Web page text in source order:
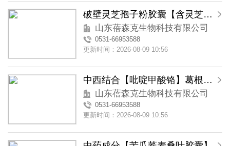
破壁灵芝孢子粉胶囊【含灵芝三萜类物质】
山东蓓森克生物科技有限公司
0531-66953588
更新时间：2026-08-09 10:56
中西结合【吡啶甲酸铬】葛根苦瓜铬胶囊
山东蓓森克生物科技有限公司
0531-66953588
更新时间：2026-08-09 10:56